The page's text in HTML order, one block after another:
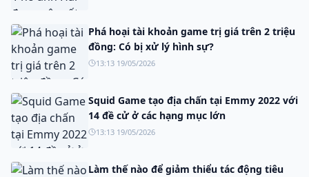
Phá hoại tài khoản game trị giá trên 2 triệu
đồng: Có bị xử lý hình sự?
13:13 19/05/2026
Squid Game tạo địa chấn tại Emmy 2022 với
14 đề cử ở các hạng mục lớn
13:13 19/05/2026
Làm thế nào để giảm thiểu tác động tiêu